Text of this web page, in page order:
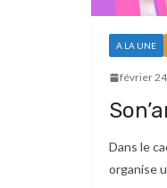
A LA UNE
février
Dans le
organise